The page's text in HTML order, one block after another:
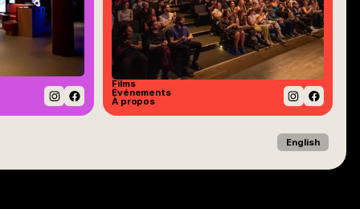
Instagram
Facebook
Films
Événements
À propos
Instagram
English